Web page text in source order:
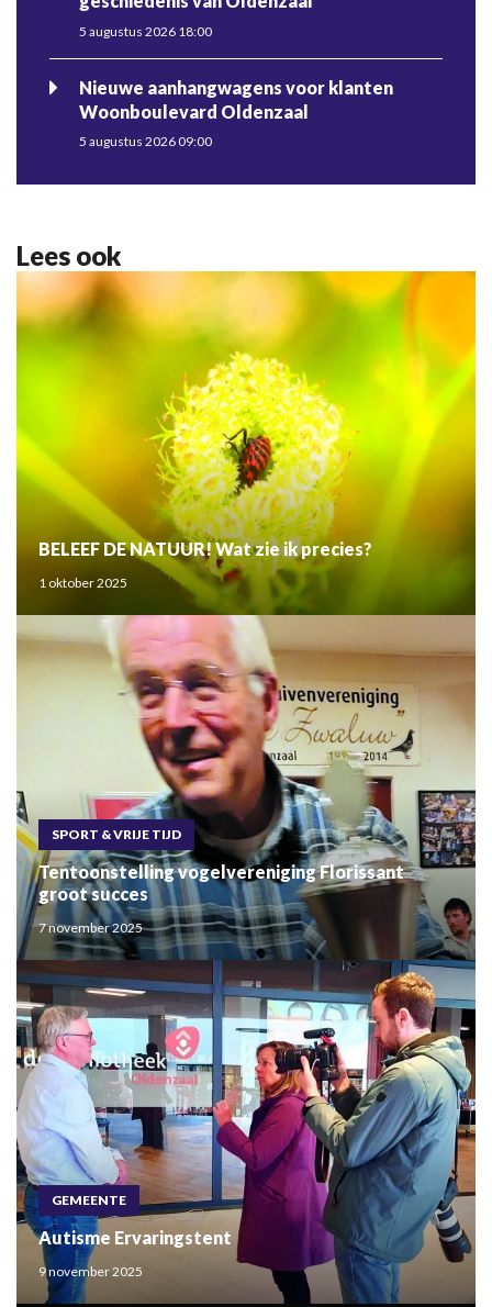
5 augustus 2026 18:00
Nieuwe aanhangwagens voor klanten
Woonboulevard Oldenzaal
5 augustus 2026 09:00
Lees ook
BELEEF DE NATUUR! Wat zie ik precies?
1 oktober 2025
SPORT & VRIJE TIJD
Tentoonstelling vogelvereniging Florissant
groot succes
7 november 2025
GEMEENTE
Autisme Ervaringstent
9 november 2025